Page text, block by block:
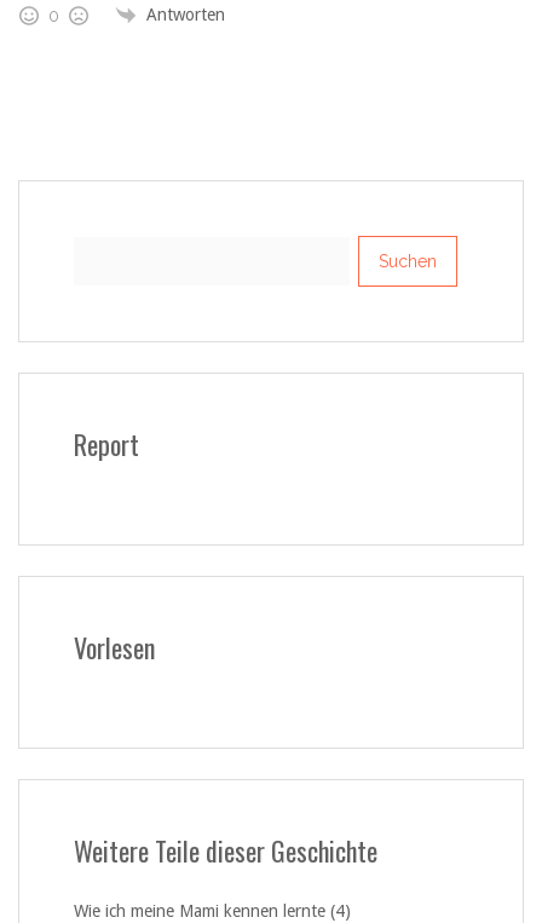
0 Antworten
Report
Vorlesen
Weitere Teile dieser Geschichte
Wie ich meine Mami kennen lernte (4)